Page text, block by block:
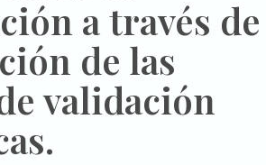
a través de
de las
validación